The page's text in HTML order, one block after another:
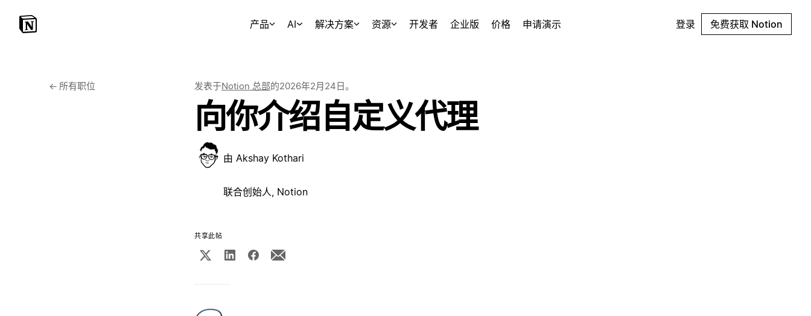
产品 AI 解决方案 资源 开发者 企业版 价格 申请演示 登录 免费获取 Notion
← 所有职位 发表于Notion 总部的2026年2月24日。
向你介绍自定义代理
由 Akshay Kothari
联合创始人, Notion
共享此帖